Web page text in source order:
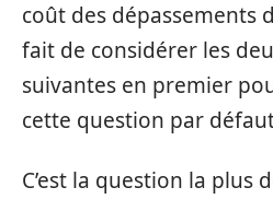
coût des dépassements
fait de considérer les
suivantes en premier
cette question par
C’est la question la plus